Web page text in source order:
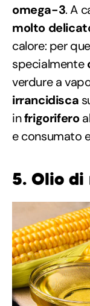
omega-3. A
molto
calore: per
specialmente
verdure a
irrancidisca
infrigorifero
e consumato
5. Olio di